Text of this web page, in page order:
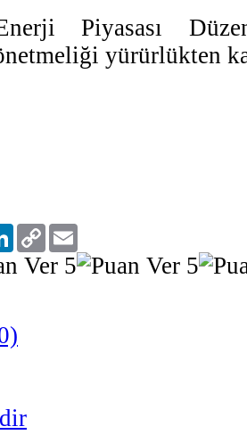
Piyasası
yürürlükten
LinkedIn
Copy
Link